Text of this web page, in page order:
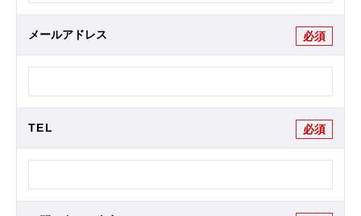
メールアドレス 必須
TEL 必須